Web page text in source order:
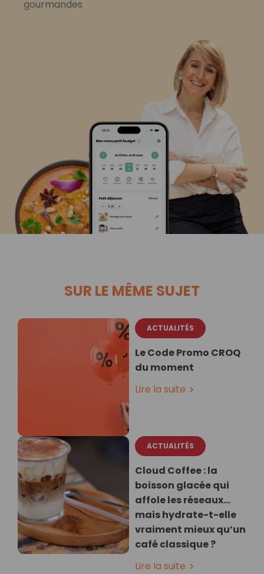
gourmandes
SUR LE MÊME SUJET
ACTUALITÉS
Le Code Promo CROQ
du moment
Lire la suite
ACTUALITÉS
Cloud Coffee : la
boisson glacée qui
affole les réseaux…
mais hydrate-t-elle
vraiment mieux qu’un
café classique ?
Lire la suite